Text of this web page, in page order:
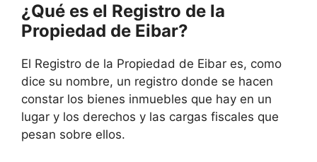
¿Qué es el Registro de la
Propiedad de Eibar?
El Registro de la Propiedad de Eibar es, como
dice su nombre, un registro donde se hacen
constar los bienes inmuebles que hay en un
lugar y los derechos y las cargas fiscales que
pesan sobre ellos.